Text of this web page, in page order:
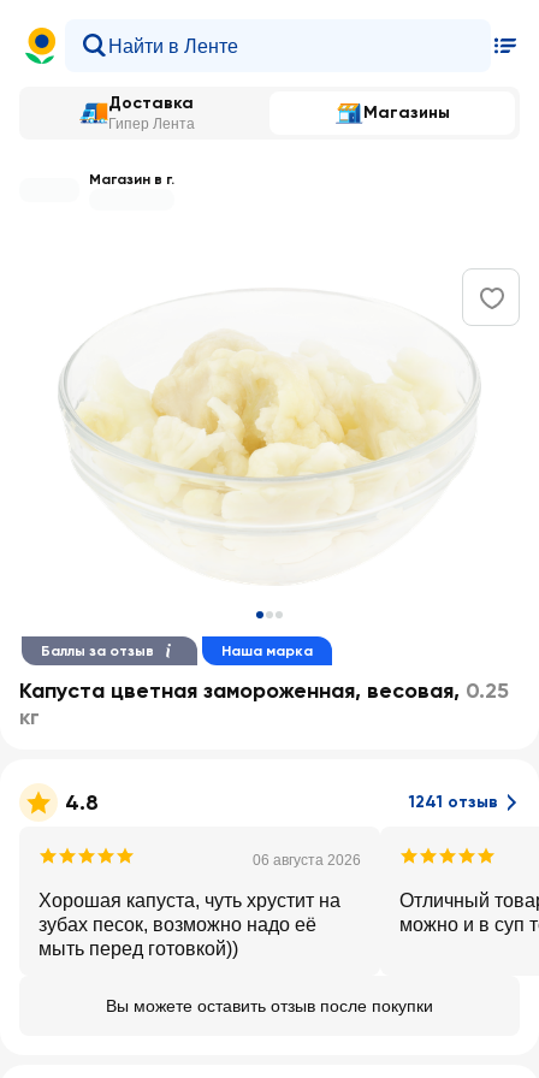
Доставка
Гипер Лента
Магазины
Магазин в г.
Баллы за отзыв Наша марка
Капуста цветная замороженная, весовая, 0.25
кг
4.8 1241 отзыв
06 августа 2026
Хорошая капуста, чуть хрустит на
зубах песок, возможно надо её
мыть перед готовкой))
Отличный
можно и в суп
Вы можете оставить отзыв после покупки